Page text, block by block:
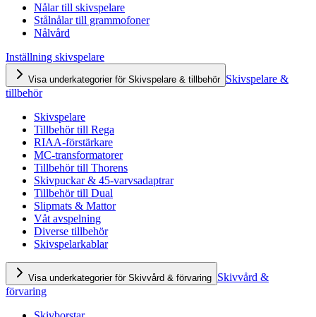
Nålar till skivspelare
Stålnålar till grammofoner
Nålvård
Inställning skivspelare
Visa underkategorier för Skivspelare & tillbehör Skivspelare &
tillbehör
Skivspelare
Tillbehör till Rega
RIAA-förstärkare
MC-transformatorer
Tillbehör till Thorens
Skivpuckar & 45-varvsadaptrar
Tillbehör till Dual
Slipmats & Mattor
Våt avspelning
Diverse tillbehör
Skivspelarkablar
Visa underkategorier för Skivvård & förvaring Skivvård &
förvaring